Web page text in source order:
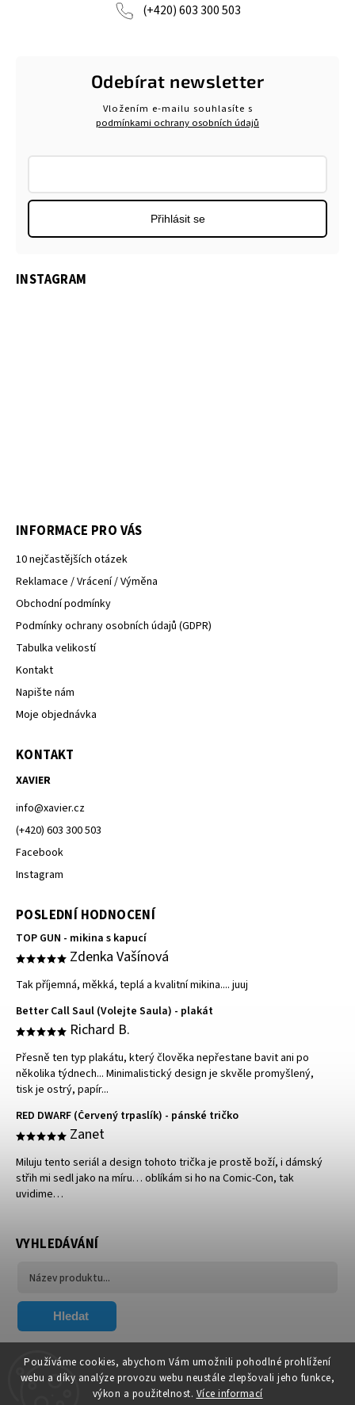
Používáme cookies, abychom Vám umožnili pohodlné prohlížení
webu a díky analýze provozu webu neustále zlepšovali jeho funkce,
výkon a použitelnost. Více informací
(+420) 603 300 503
Odebírat newsletter
Vložením e-mailu souhlasíte s
podmínkami ochrany osobních údajů
Přihlásit se
INSTAGRAM
INFORMACE PRO VÁS
10 nejčastějších otázek
Reklamace / Vrácení / Výměna
Obchodní podmínky
Podmínky ochrany osobních údajů (GDPR)
Tabulka velikostí
Kontakt
Napište nám
Moje objednávka
KONTAKT
XAVIER
info@xavier.cz
(+420) 603 300 503
Facebook
Instagram
POSLEDNÍ HODNOCENÍ
TOP GUN - mikina s kapucí
Zdenka Vašínová
Tak příjemná, měkká, teplá a kvalitní mikina.... juuj
Better Call Saul (Volejte Saula) - plakát
Richard B.
Přesně ten typ plakátu, který člověka nepřestane bavit ani po
několika týdnech... Minimalistický design je skvěle promyšlený,
tisk je ostrý, papír...
RED DWARF (Červený trpaslík) - pánské tričko
Zanet
Miluju tento seriál a design tohoto trička je prostě boží, i dámský
střih mi sedl jako na míru… oblíkám si ho na Comic-Con, tak
uvidime…
VYHLEDÁVÁNÍ
Hledat
FACEBOOK